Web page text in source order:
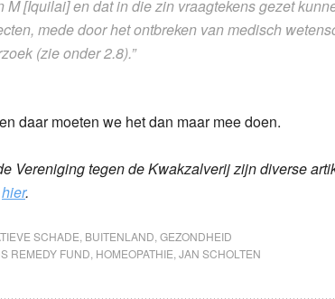
M [Iquilai] en dat in die zin vraagtekens gezet
mede door het ontbreken van medisch
(zie onder 2.8).”
daar moeten we het dan maar mee doen.
Vereniging tegen de Kwakzalverij zijn diverse
hier.
SCHADE BUITENLAND GEZONDHEID
REMEDY FUND HOMEOPATHIE JAN SCHOLTEN